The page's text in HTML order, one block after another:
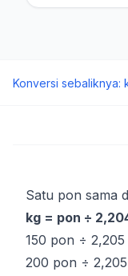
Konversi sebaliknya:
Satu pon sama
kg = pon ÷
150 pon ÷ 2,205
200 pon ÷